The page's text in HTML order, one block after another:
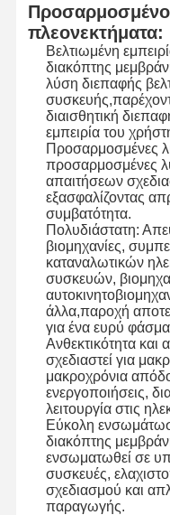
Γραφικές επικαλύψεις
Κύκλοι PET
Φωτογραφία
Συγκρότηση
Δακτυλίδια PMMA
πλεονεκτήματα:
Βελτιωμένη
διακόπτης
λύση διεπαφής
διαισθητική
εμπειρία του
Προσαρμοσμένες
προσαρμοσμένες
απαιτήσεων
εξασφαλίζοντας
συμβατότητα.
Πολυδιάστατη:
βιομηχανίες,
καταναλωτικών
συσκευών,
άλλα,παροχή
για ένα ευρύ
Ανθεκτικότητα και
σχεδιαστεί για
μακροχρόνια
ενεργοποιήσεις,
λειτουργία στις
Εύκολη
διακόπτης
ενσωματωθεί σε
συσκευές,
σχεδιασμού και
παραγωγής.